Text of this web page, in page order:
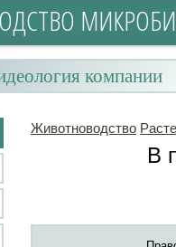
компании
Животноводство
В